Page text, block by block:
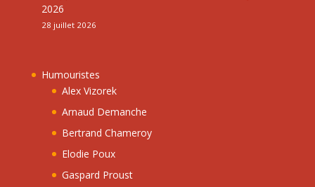
2026
28 juillet 2026
Humouristes
Alex Vizorek
Arnaud Demanche
Bertrand Chameroy
Elodie Poux
Gaspard Proust